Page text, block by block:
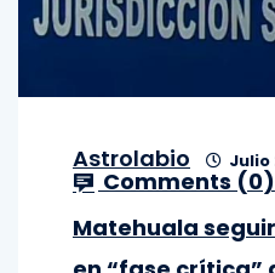
Astrolabio Julio
Comments (0)
Matehuala